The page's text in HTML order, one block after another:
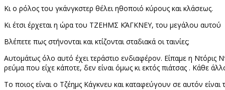
Κι ο ρόλος του γκάνγκστερ θέλει ηθοποιό κύρους και κλάσεως.
Κι έτσι έρχεται η ώρα του ΤΖΕΗΜΣ ΚΆΓΚΝΕΥ, του μεγάλου αυτού
Βλέπετε πως στήνονται και κτίζονται σταδιακά οι ταινίες;
Αυτομάτως όλο αυτό έχει τεράστιο ενδιαφέρον. Είπαμε η Ντόρις
ρεύμα που είχε κάποτε, δεν είναι όμως κι εκτός πιάτσας . Κάθε
Το ποιος είναι ο Τζέημς Κάγκνευ και καταφεύγουν σε αυτόν